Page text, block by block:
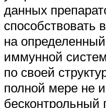
данных
способствовать
на
иммунной
по своей
полной мере не